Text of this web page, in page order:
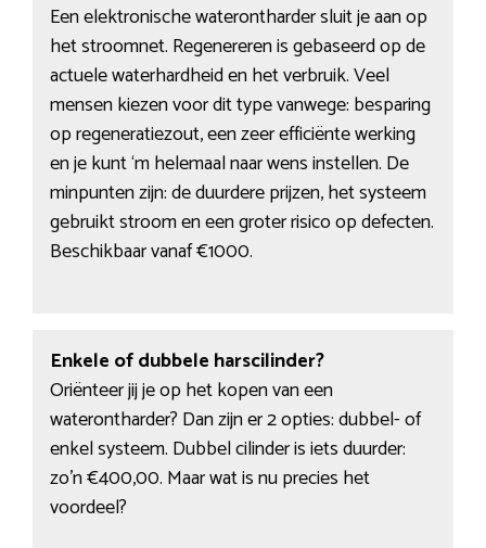
Een elektronische waterontharder sluit je aan op
het stroomnet. Regenereren is gebaseerd op de
actuele waterhardheid en het verbruik. Veel
mensen kiezen voor dit type vanwege: besparing
op regeneratiezout, een zeer efficiënte werking
en je kunt ‘m helemaal naar wens instellen. De
minpunten zijn: de duurdere prijzen, het systeem
gebruikt stroom en een groter risico op defecten.
Beschikbaar vanaf €1000.
Enkele of dubbele harscilinder?
Oriënteer jij je op het kopen van een
waterontharder? Dan zijn er 2 opties: dubbel- of
enkel systeem. Dubbel cilinder is iets duurder:
zo’n €400,00. Maar wat is nu precies het
voordeel?